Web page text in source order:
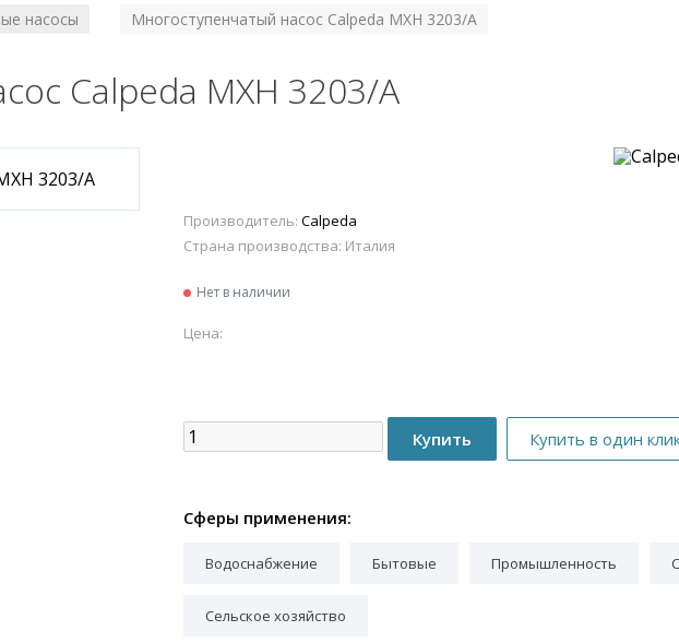
насосы Многоступенчатый насос Calpeda MXH 3203/A
Calpeda MXH 3203/A
Производитель: Calpeda
Страна производства: Италия
Нет в наличии
Цена:
Сферы применения:
Водоснабжение Бытовые Промышленность
Сельское хозяйство